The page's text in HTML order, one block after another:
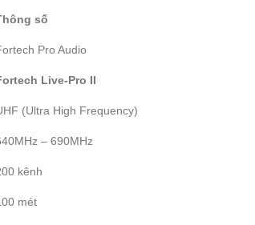
số
Pro Audio
Live-Pro II
(Ultra High Frequency)
– 690MHz
kênh
mét